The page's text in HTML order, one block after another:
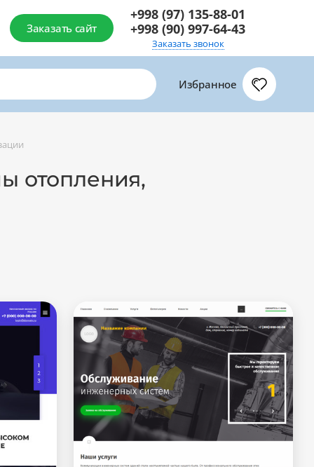
Заказать сайт
+998 (97) 135-88-01
+998 (90) 997-64-43
Заказать звонок
Избранное
отопления,